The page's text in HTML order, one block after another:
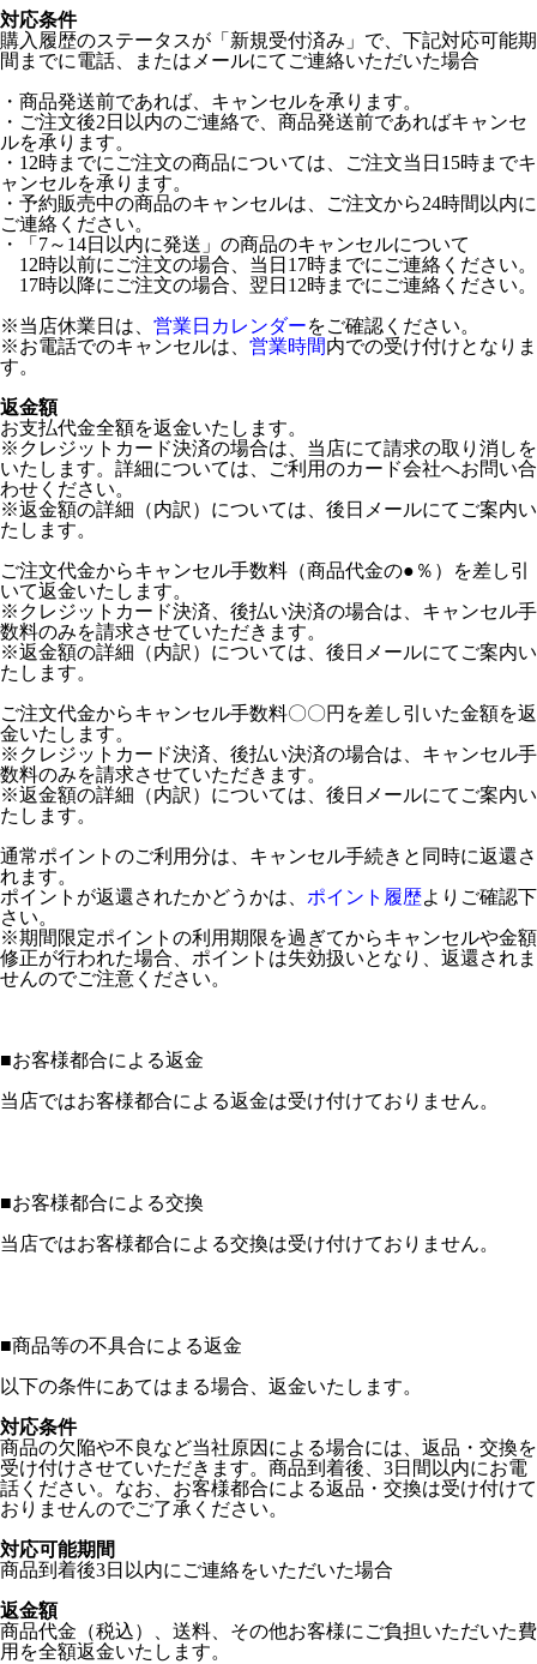
対応条件
購入履歴のステータスが「新規受付済み」で、下記対応可能期
間までに電話、またはメールにてご連絡いただいた場合
・商品発送前であれば、キャンセルを承ります。
・ご注文後2日以内のご連絡で、商品発送前であればキャンセ
ルを承ります。
・12時までにご注文の商品については、ご注文当日15時までキ
ャンセルを承ります。
・予約販売中の商品のキャンセルは、ご注文から24時間以内に
ご連絡ください。
・「7～14日以内に発送」の商品のキャンセルについて
12時以前にご注文の場合、当日17時までにご連絡ください。
17時以降にご注文の場合、翌日12時までにご連絡ください。
※当店休業日は、 営業日カレンダーをご確認ください。
※お電話でのキャンセルは、 営業時間内での受け付けとなりま
す。
返金額
お支払代金全額を返金いたします。
※クレジットカード決済の場合は、当店にて請求の取り消しを
いたします。詳細については、ご利用のカード会社へお問い合
わせください。
※返金額の詳細（内訳）については、後日メールにてご案内い
たします。
ご注文代金からキャンセル手数料（商品代金の●％）を差し引
いて返金いたします。
※クレジットカード決済、後払い決済の場合は、キャンセル手
数料のみを請求させていただきます。
※返金額の詳細（内訳）については、後日メールにてご案内い
たします。
ご注文代金からキャンセル手数料〇〇円を差し引いた金額を返
金いたします。
※クレジットカード決済、後払い決済の場合は、キャンセル手
数料のみを請求させていただきます。
※返金額の詳細（内訳）については、後日メールにてご案内い
たします。
通常ポイントのご利用分は、キャンセル手続きと同時に返還さ
れます。
ポイントが返還されたかどうかは、 ポイント履歴よりご確認下
さい。
※期間限定ポイントの利用期限を過ぎてからキャンセルや金額
修正が行われた場合、ポイントは失効扱いとなり、返還されま
せんのでご注意ください。
■お客様都合による返金
当店ではお客様都合による返金は受け付けておりません。
■お客様都合による交換
当店ではお客様都合による交換は受け付けておりません。
■商品等の不具合による返金
以下の条件にあてはまる場合、返金いたします。
対応条件
商品の欠陥や不良など当社原因による場合には、返品・交換を
受け付けさせていただきます。商品到着後、3日間以内にお電
話ください。なお、お客様都合による返品・交換は受け付けて
おりませんのでご了承ください。
対応可能期間
商品到着後3日以内にご連絡をいただいた場合
返金額
商品代金（税込）、送料、その他お客様にご負担いただいた費
用を全額返金いたします。